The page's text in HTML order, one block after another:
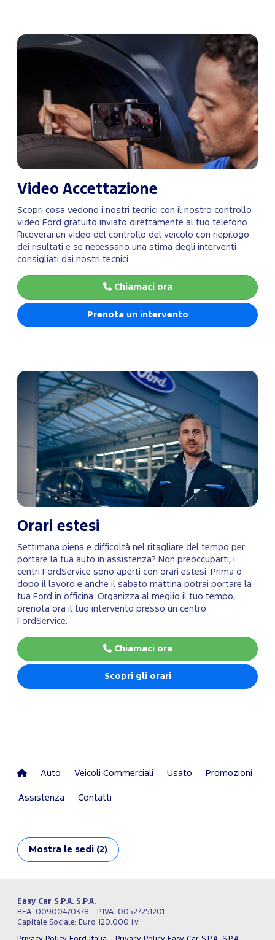
Video Accettazione
Scopri cosa vedono i nostri tecnici con il nostro controllo
video Ford gratuito inviato direttamente al tuo telefono.
Riceverai un video del controllo del veicolo con riepilogo
dei risultati e se necessario una stima degli interventi
consigliati dai nostri tecnici.
Chiamaci ora
Prenota un intervento
Orari estesi
Settimana piena e difficoltà nel ritagliare del tempo per
portare la tua auto in assistenza? Non preoccuparti, i
centri FordService sono aperti con orari estesi. Prima o
dopo il lavoro e anche il sabato mattina potrai portare la
tua Ford in officina. Organizza al meglio il tuo tempo,
prenota ora il tuo intervento presso un centro
FordService.
Chiamaci ora
Scopri gli orari
Auto Veicoli Commerciali Usato Promozioni
Assistenza Contatti
Mostra le sedi (2)
Easy Car S.P.A. S.P.A.
REA: 00900470378 - P.IVA: 00527251201
Capitale Sociale: Euro 120.000 i.v.